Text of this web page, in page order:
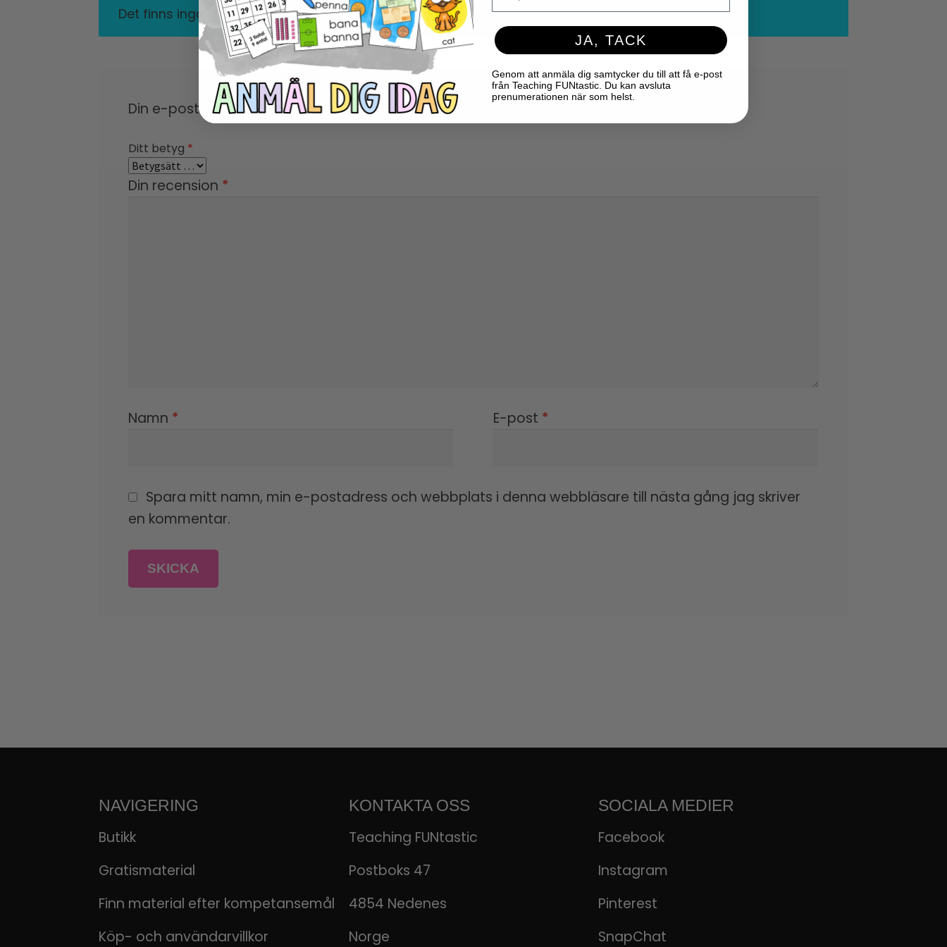
Det finns inga recensioner än.
Din e-postadress kommer inte publiceras.Obligatoriska fält är märkta
Ditt betyg *
Din recension *
Namn * E-post *
Spara mitt namn, min e-postadress och webbplats i denna webbläsare till nästa gång jag skriver
en kommentar.
NAVIGERING
Butikk
Gratismaterial
Finn material efter kompetansemål
Köp- och användarvillkor
KONTAKTA OSS
Teaching FUNtastic
Postboks 47
4854 Nedenes
Norge
SOCIALA MEDIER
Facebook
Instagram
Pinterest
SnapChat
JA, TACK
Genom att anmäla dig samtycker du till att få e-post
från Teaching FUNtastic. Du kan avsluta
prenumerationen när som helst.